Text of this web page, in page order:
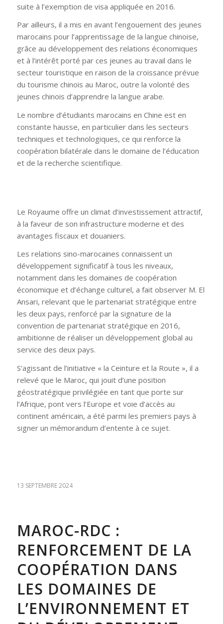
suite à l’exemption de visa appliquée en 2016.
Par ailleurs, il a mis en avant l’engouement des jeunes
marocains pour l’apprentissage de la langue chinoise,
grâce au développement des relations économiques
et à l’intérêt porté par ces jeunes au travail dans le
secteur touristique en raison de la croissance prévue
du tourisme chinois au Maroc, outre la volonté des
jeunes chinois d’apprendre la langue arabe.
Le nombre d’étudiants marocains en Chine est en
constante hausse, en particulier dans les secteurs
techniques et technologiques, ce qui renforce la
coopération bilatérale dans le domaine de l’éducation
et de la recherche scientifique.
Le Royaume offre un climat d’investissement attractif,
à la faveur de son infrastructure moderne et des
avantages fiscaux et douaniers.
Les relations sino-marocaines connaissent un
développement significatif à tous les niveaux,
notamment dans les domaines de coopération
économique et d’échange culturel, a fait observer M. El
Ansari, relevant que le partenariat stratégique entre
les deux pays, renforcé par la signature de la
convention de partenariat stratégique en 2016,
ambitionne de réaliser un développement global au
service des deux pays.
S’agissant de l’initiative « la Ceinture et la Route », il a
relevé que le Maroc, qui jouit d’une position
géostratégique privilégiée en tant que porte sur
l’Afrique, pont vers l’Europe et voie d’accès au
continent américain, a été parmi les premiers pays à
signer un mémorandum d’entente à ce sujet.
13 SEPTEMBRE 2024
MAROC-RDC :
RENFORCEMENT DE LA
COOPÉRATION DANS
LES DOMAINES DE
L’ENVIRONNEMENT ET